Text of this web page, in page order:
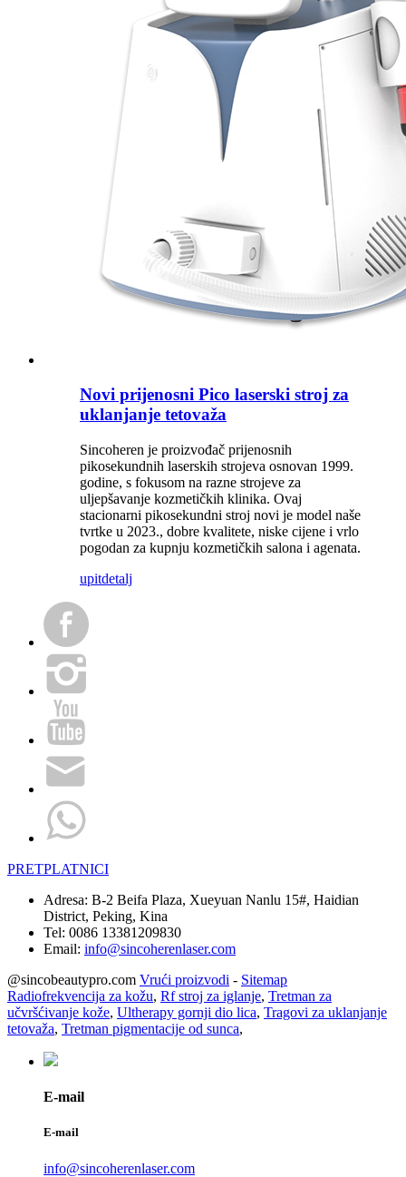
Novi prijenosni Pico laserski stroj za
uklanjanje tetovaža
Sincoheren je proizvođač prijenosnih
pikosekundnih laserskih strojeva osnovan 1999.
godine, s fokusom na razne strojeve za
uljepšavanje kozmetičkih klinika. Ovaj
stacionarni pikosekundni stroj novi je model naše
tvrtke u 2023., dobre kvalitete, niske cijene i vrlo
pogodan za kupnju kozmetičkih salona i agenata.
upitdetalj
PRETPLATNICI
Adresa: B-2 Beifa Plaza, Xueyuan Nanlu 15#, Haidian
District, Peking, Kina
Tel: 0086 13381209830
Email: info@sincoherenlaser.com
@sincobeautypro.com Vrući proizvodi - Sitemap
Radiofrekvencija za kožu, Rf stroj za iglanje, Tretman za
učvršćivanje kože, Ultherapy gornji dio lica, Tragovi za uklanjanje
tetovaža, Tretman pigmentacije od sunca,
E-mail
E-mail
info@sincoherenlaser.com